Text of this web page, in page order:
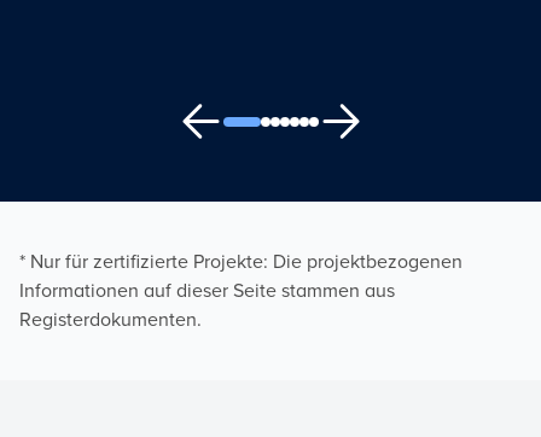
* Nur für zertifizierte Projekte: Die projektbezogenen
Informationen auf dieser Seite stammen aus
Registerdokumenten.